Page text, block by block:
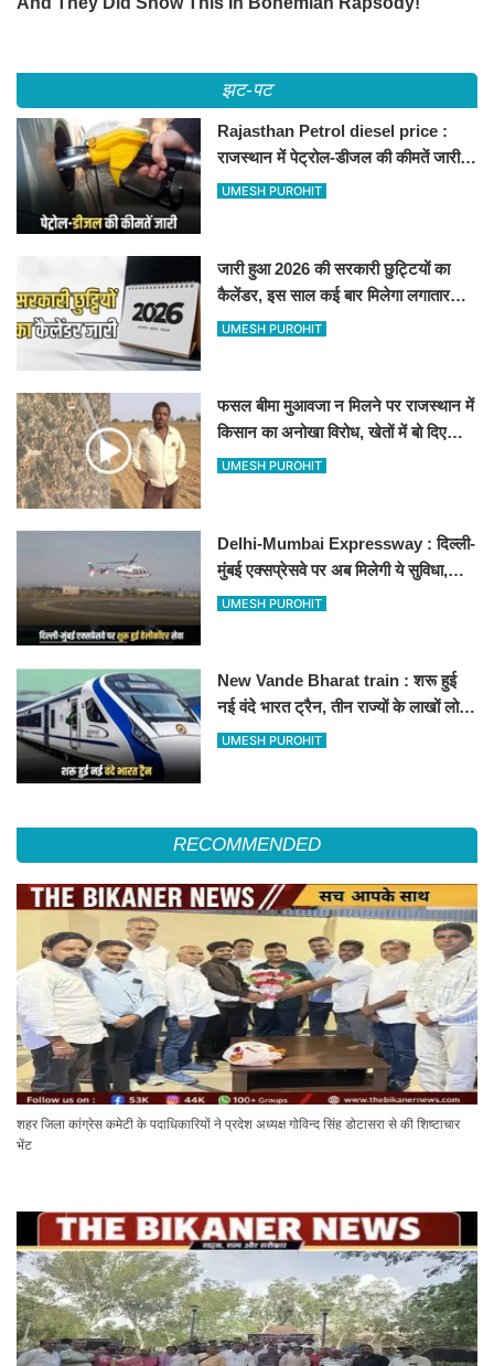
झट-पट
Rajasthan Petrol diesel price :
राजस्थान में पेट्रोल-डीजल की कीमतें जारी,
जानिए बीकानेर समेत पुरे प्रदेश में नए रेट
UMESH PUROHIT
जारी हुआ 2026 की सरकारी छुट्टियों का
कैलेंडर, इस साल कई बार मिलेगा लगातार
अवकाश, देखें
UMESH PUROHIT
फसल बीमा मुआवजा न मिलने पर राजस्थान में
किसान का अनोखा विरोध, खेतों में बो दिए
500-500 रुपए के नोट, वीडियो वायरल
UMESH PUROHIT
Delhi-Mumbai Expressway : दिल्ली-
मुंबई एक्सप्रेसवे पर अब मिलेगी ये सुविधा,
हेलीकॉप्टर सर्विस से तुरंत घायल पहुंचेगा
UMESH PUROHIT
New Vande Bharat train : शरू हुई
नई वंदे भारत ट्रैन, तीन राज्यों के लाखों लोगों
का सफर होगा आसान, देखें पूरा रूटमैप
UMESH PUROHIT
RECOMMENDED
शहर जिला कांग्रेस कमेटी के पदाधिकारियों ने प्रदेश अध्यक्ष गोविन्द सिंह डोटासरा से की शिष्टाचार
भेंट